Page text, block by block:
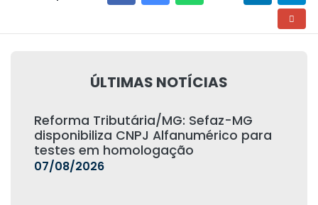
ÚLTIMAS NOTÍCIAS
Reforma Tributária/MG: Sefaz-MG
disponibiliza CNPJ Alfanumérico para
testes em homologação
07/08/2026